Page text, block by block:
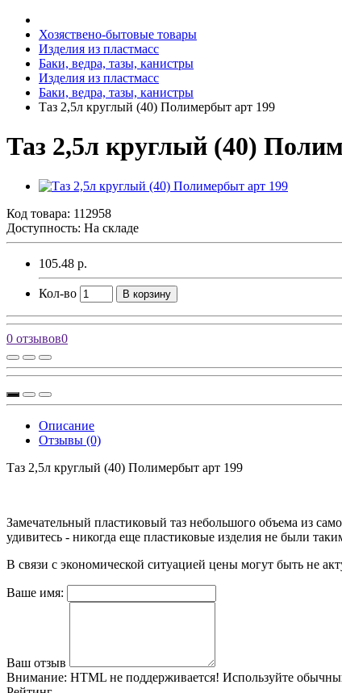
Хозяствено-бытовые товары
Изделия из пластмасс
Баки, ведра, тазы, канистры
Изделия из пластмасс
Баки, ведра, тазы, канистры
Таз 2,5л круглый (40) Полимербыт арт 199
Таз 2,5л круглый (40)
Код товара: 112958
Доступность: На складе
105.48 р.
Кол-во В корзину
0 отзывов0
Описание
Отзывы (0)
Таз 2,5л круглый (40) Полимербыт арт 199
Замечательный пластиковый таз небольшого объема из
удивитесь - никогда еще пластиковые изделия не были
В связи с экономической ситуацией цены могут быть не
Ваше имя:
Ваш отзыв
Внимание: HTML не поддерживается! Используйте